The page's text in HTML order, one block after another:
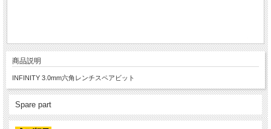
商品説明
INFINITY 3.0mm六角レンチスペアビット
Spare part